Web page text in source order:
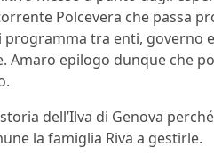
Polcevera che passa
programma tra enti, governo
Amaro epilogo dunque che
dell’Ilva di Genova
la famiglia Riva a gestirle.